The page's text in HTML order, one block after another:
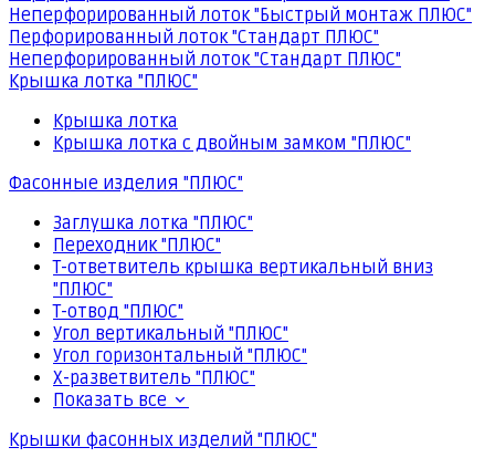
Неперфорированный лоток "Быстрый монтаж ПЛЮС"
Перфорированный лоток "Стандарт ПЛЮС"
Неперфорированный лоток "Стандарт ПЛЮС"
Крышка лотка "ПЛЮС"
Крышка лотка
Крышка лотка с двойным замком "ПЛЮС"
Фасонные изделия "ПЛЮС"
Заглушка лотка "ПЛЮС"
Переходник "ПЛЮС"
Т-ответвитель крышка вертикальный вниз
"ПЛЮС"
Т-отвод "ПЛЮС"
Угол вертикальный "ПЛЮС"
Угол горизонтальный "ПЛЮС"
Х-разветвитель "ПЛЮС"
Показать все
Крышки фасонных изделий "ПЛЮС"